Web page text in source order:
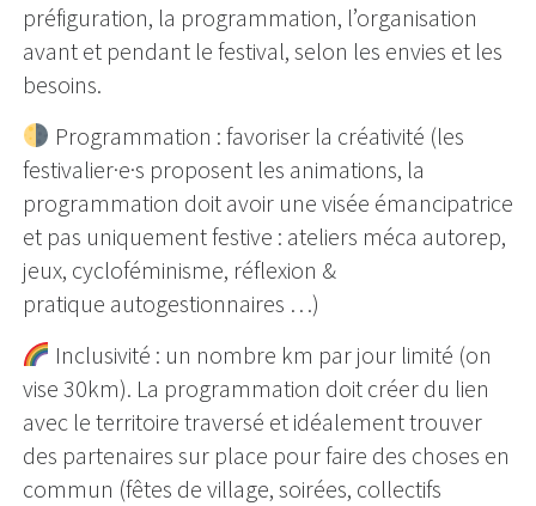
préfiguration, la programmation, l’organisation
avant et pendant le festival, selon les envies et les
besoins.
Programmation : favoriser la créativité (les
festivalier·e·s proposent les animations, la
programmation doit avoir une visée émancipatrice
et pas uniquement festive : ateliers méca autorep,
jeux, cycloféminisme, réflexion &
pratique autogestionnaires …)
Inclusivité : un nombre km par jour limité (on
vise 30km). La programmation doit créer du lien
avec le territoire traversé et idéalement trouver
des partenaires sur place pour faire des choses en
commun (fêtes de village, soirées, collectifs